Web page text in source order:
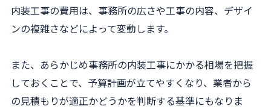
内装工事の費用は、事務所の広さや工事の内容、デザイ
ンの複雑さなどによって変動します。
また、あらかじめ事務所の内装工事にかかる相場を把握
しておくことで、予算計画が立てやすくなり、業者から
の見積もりが適正かどうかを判断する基準にもなりま